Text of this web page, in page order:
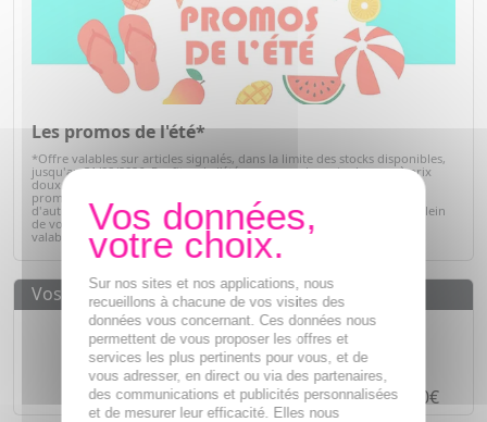
Les promos de l'été*
*Offre valables sur articles signalés, dans la limite des stocks disponibles,
jusqu'au 31/08/2026. Profitez de l'été pour prendre soin de vous à prix
doux. Retrouvez une sélection de produits de parapharmacie en
promotion : soins solaires, hydratation, bien-être, hygiène et bien
d'autres essentiels du quotidien. C'est le moment idéal pour faire le plein
de vos produits préférés tout en réalisant de belles économies. Offre
valable dans la limite des stocks disponibles.
Voir la sélection
Vos avantages
Des prix IMBATTABLES
Paiement en ligneSÉCURISÉ
Paiement en4 fois sans fraisà partir de 30€
Sur nos sites et nos applications, nous
recueillons à chacune de vos visites des
données vous concernant. Ces données nous
permettent de vous proposer les offres et
services les plus pertinents pour vous, et de
vous adresser, en direct ou via des partenaires,
des communications et publicités personnalisées
et de mesurer leur efficacité. Elles nous